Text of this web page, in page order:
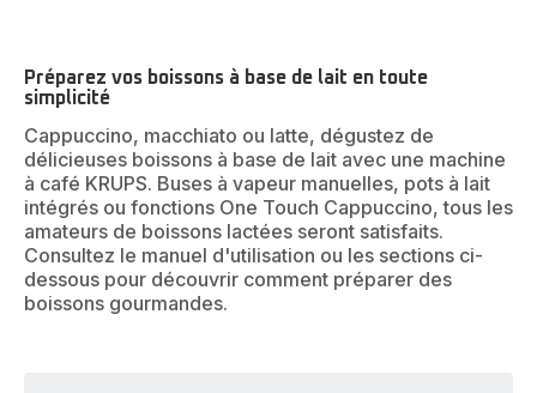
Préparez vos boissons à base de lait en toute
simplicité
Cappuccino, macchiato ou latte, dégustez de
délicieuses boissons à base de lait avec une machine
à café KRUPS. Buses à vapeur manuelles, pots à lait
intégrés ou fonctions One Touch Cappuccino, tous les
amateurs de boissons lactées seront satisfaits.
Consultez le manuel d'utilisation ou les sections ci-
dessous pour découvrir comment préparer des
boissons gourmandes.